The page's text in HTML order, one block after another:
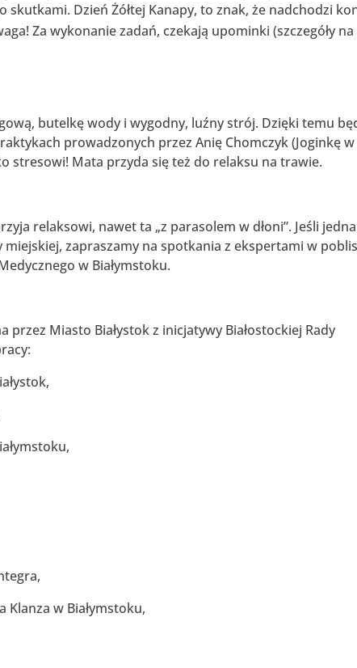
skutkami. Dzień Żółtej Kanapy, to znak, że nadchodzi
Za wykonanie zadań, czekają upominki (szczegóły na
butelkę wody i wygodny, luźny strój. Dzięki temu
prowadzonych przez Anię Chomczyk (Joginkę w
stresowi! Mata przyda się też do relaksu na trawie.
relaksowi, nawet ta „z parasolem w dłoni”. Jeśli
zapraszamy na spotkania z ekspertami w
w Białymstoku.
przez Miasto Białystok z inicjatywy Białostockiej Rady
w Białymstoku,